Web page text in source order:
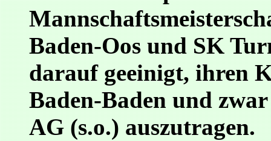
Baden-Oos und SK
darauf geeinigt, ihren
Baden-Baden und
AG (s.o.) auszutragen.